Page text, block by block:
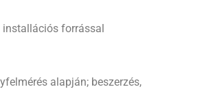
installációs forrással
alapján; beszerzés,